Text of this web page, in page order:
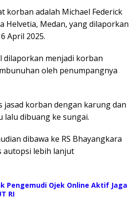
korban adalah Michael Federick
Helvetia, Medan, yang dilaporkan
April 2025.
dilaporkan menjadi korban
oleh penumpangnya
jasad korban dengan karung dan
dibuang ke sungai.
dibawa ke RS Bhayangkara
autopsi lebih lanjut
Pengemudi Ojek Online Aktif Jaga
RI